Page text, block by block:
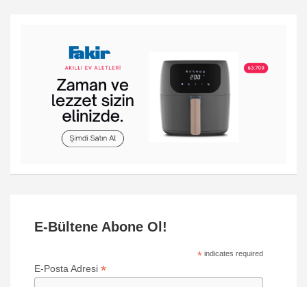
E-Bültene Abone Ol!
* indicates required
E-Posta Adresi *